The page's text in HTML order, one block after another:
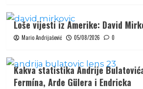
Loše vijesti iz Amerike: David
Mario Andrijašević 05/08/2026 0
Kakva statistika Andrije
Fermína, Arde Gülera i Endricka